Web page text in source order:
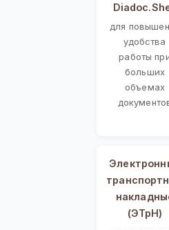
для
удобства
работы
больших
объемах
(ЭТрН)